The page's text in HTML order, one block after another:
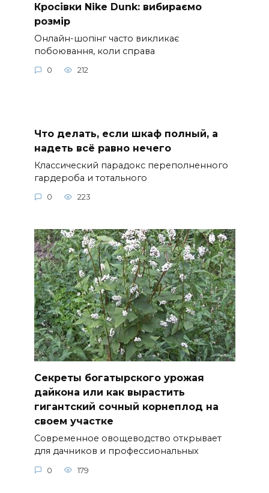
Кросівки Nike Dunk: вибираємо
розмір
Онлайн-шопінг часто викликає
побоювання, коли справа
0 212
Что делать, если шкаф полный, а
надеть всё равно нечего
Классический парадокс переполненного
гардероба и тотального
0 223
Секреты богатырского урожая
дайкона или как вырастить
гигантский сочный корнеплод на
своем участке
Современное овощеводство открывает
для дачников и профессиональных
0 179